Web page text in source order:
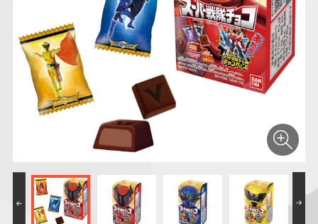
仮面ライダーシリー
ズ
PROJECT R.E.D.・
スーパー戦隊シリー
ズ
ガンダムシリーズ
ポケットモンスター
アンパンマン
サンリオキャラクタ
ーズ
たまご
キャラパキ
つりグミ
にふぉるめーしょん
＆スクエアシール
SMPシリーズ
ポケモンスケールワ
ールド
キャラデコ